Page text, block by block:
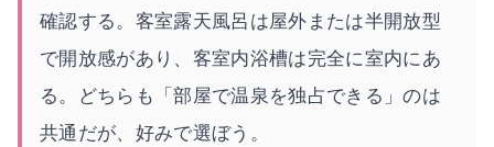
確認する。客室露天風呂は屋外または半開放型
で開放感があり、客室内浴槽は完全に室内にあ
る。どちらも「部屋で温泉を独占できる」のは
共通だが、好みで選ぼう。